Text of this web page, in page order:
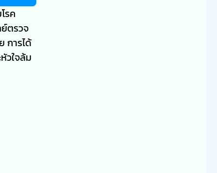
รค
ตรวจ
การได้
วใจล้ม